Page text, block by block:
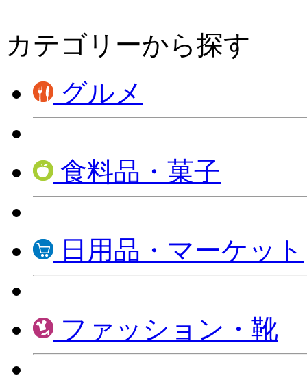
カテゴリーから探す
グルメ
食料品・菓子
日用品・マーケット
ファッション・靴